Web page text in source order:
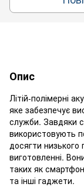
Опис
Літій-полімерні
яке забезпечує
служби. Завдяки
використовують
досягти низького
виготовленні.
таких як
та інші гаджети.